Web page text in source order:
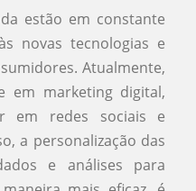
estão em constante
novas tecnologias e
Atualmente,
em marketing digital,
em redes sociais e
a personalização das
e análises para